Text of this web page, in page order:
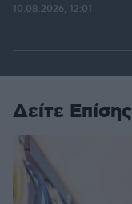
10.08.2026, 12:01
Δείτε Επίσης